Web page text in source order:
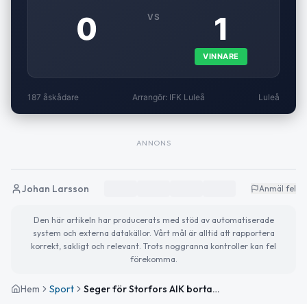
0 VS 1
VINNARE
187 åskådare Arrangör: IFK Luleå Luleå
ANNONS
Johan Larsson Anmäl fel
Den här artikeln har producerats med stöd av automatiserade
system och externa datakällor. Vårt mål är alltid att rapportera
korrekt, sakligt och relevant. Trots noggranna kontroller kan fel
förekomma.
Hem Sport Seger för Storfors AIK borta mot IFK Luleå